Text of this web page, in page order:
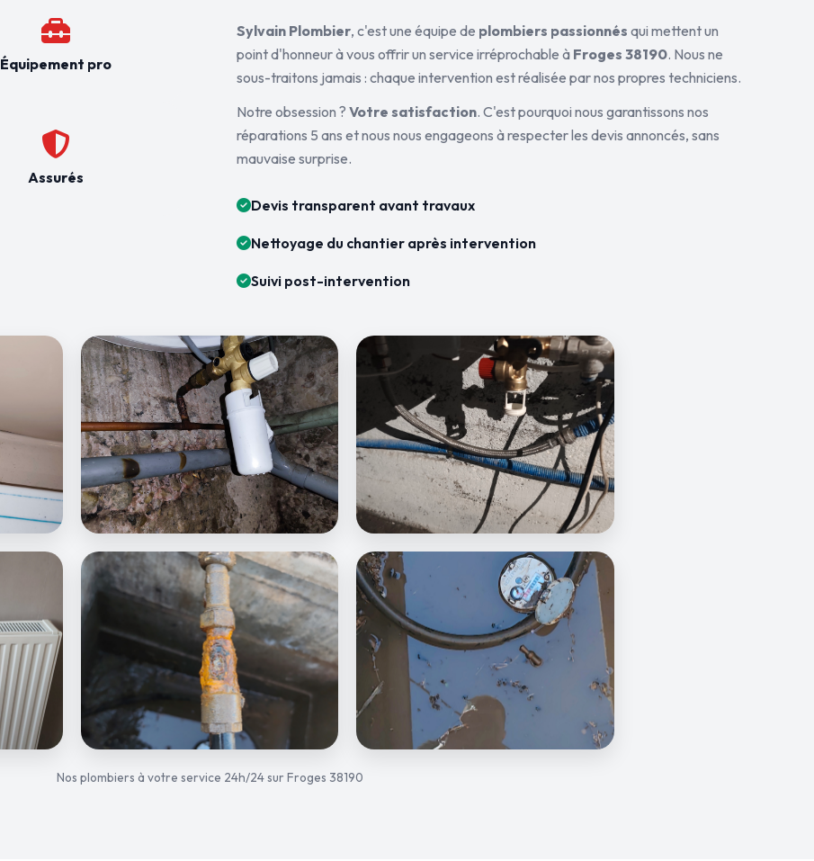
Équipement pro
Assurés
Sylvain Plombier, c'est une équipe de plombiers passionnés qui mettent un
point d'honneur à vous offrir un service irréprochable à Froges 38190. Nous ne
sous-traitons jamais : chaque intervention est réalisée par nos propres techniciens.
Notre obsession ? Votre satisfaction. C'est pourquoi nous garantissons nos
réparations 5 ans et nous nous engageons à respecter les devis annoncés, sans
mauvaise surprise.
Devis transparent avant travaux
Nettoyage du chantier après intervention
Suivi post-intervention
Nos plombiers à votre service 24h/24 sur Froges 38190